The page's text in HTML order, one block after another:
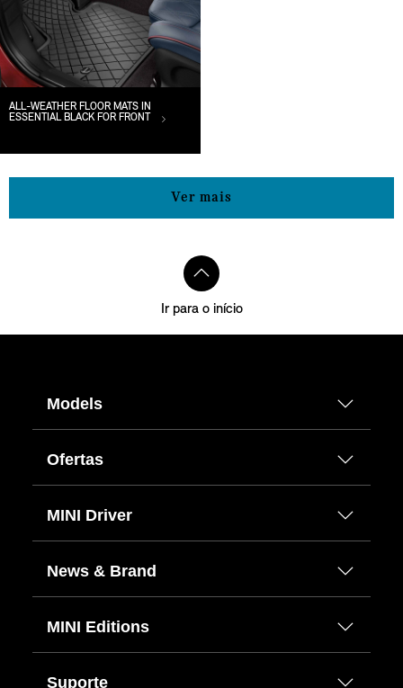
ALL-WEATHER FLOOR MATS IN
ESSENTIAL BLACK FOR FRONT
Ver mais
Ir para o início
Models
Ofertas
MINI Driver
News & Brand
MINI Editions
Suporte